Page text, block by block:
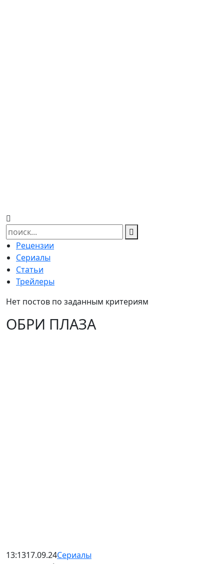
Найти:
Рецензии
Сериалы
Статьи
Трейлеры
Нет постов по заданным критериям
ОБРИ ПЛАЗА
13:1317.09.24Сериалы